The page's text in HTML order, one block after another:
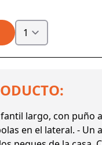
largo, con puño
en el lateral. - Un